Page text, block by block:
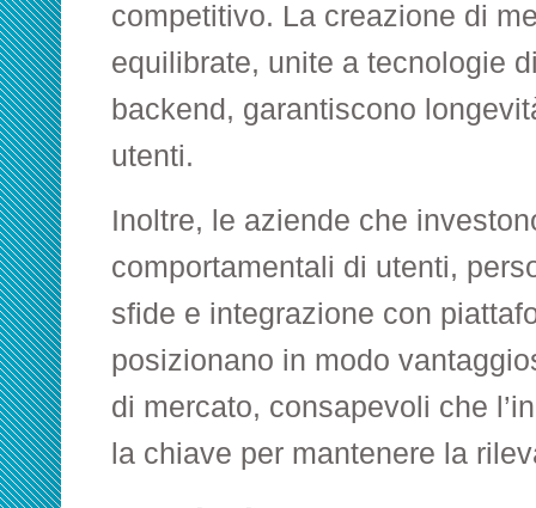
competitivo. La creazione di
equilibrate, unite a tecnologie
backend, garantiscono
utenti.
Inoltre, le aziende che
comportamentali di utenti,
sfide e integrazione con
posizionano in modo
di mercato, consapevoli che
la chiave per mantenere la